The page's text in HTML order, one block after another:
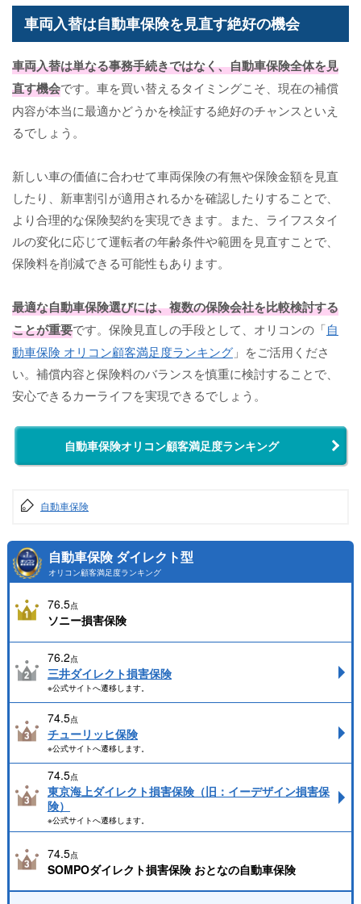
車両入替は自動車保険を見直す絶好の機会
車両入替は単なる事務手続きではなく、自動車保険全体を見
直す機会です。車を買い替えるタイミングこそ、現在の補償
内容が本当に最適かどうかを検証する絶好のチャンスといえ
るでしょう。
新しい車の価値に合わせて車両保険の有無や保険金額を見直
したり、新車割引が適用されるかを確認したりすることで、
より合理的な保険契約を実現できます。また、ライフスタイ
ルの変化に応じて運転者の年齢条件や範囲を見直すことで、
保険料を削減できる可能性もあります。
最適な自動車保険選びには、複数の保険会社を比較検討する
ことが重要です。保険見直しの手段として、オリコンの「自
動車保険 オリコン顧客満足度ランキング 」をご活用くださ
い。補償内容と保険料のバランスを慎重に検討することで、
安心できるカーライフを実現できるでしょう。
自動車保険オリコン顧客満足度ランキング
自動車保険
自動車保険 ダイレクト型
オリコン顧客満足度ランキング
76.5点
ソニー損害保険
76.2点
三井ダイレクト損害保険
※公式サイトへ遷移します。
74.5点
チューリッヒ保険
※公式サイトへ遷移します。
74.5点
東京海上ダイレクト損害保険（旧：イーデザイン損害保
険）
※公式サイトへ遷移します。
74.5点
SOMPOダイレクト損害保険 おとなの自動車保険